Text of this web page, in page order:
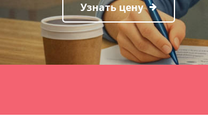
Узнать цену